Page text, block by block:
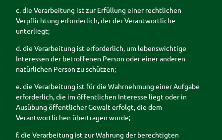
c. die Verarbeitung ist zur Erfüllung einer rechtlichen
Verpflichtung erforderlich, der der Verantwortliche
unterliegt;
d. die Verarbeitung ist erforderlich, um lebenswichtige
Interessen der betroffenen Person oder einer anderen
natürlichen Person zu schützen;
e. die Verarbeitung ist für die Wahrnehmung einer Aufgabe
erforderlich, die im öffentlichen Interesse liegt oder in
Ausübung öffentlicher Gewalt erfolgt, die dem
Verantwortlichen übertragen wurde;
f. die Verarbeitung ist zur Wahrung der berechtigten